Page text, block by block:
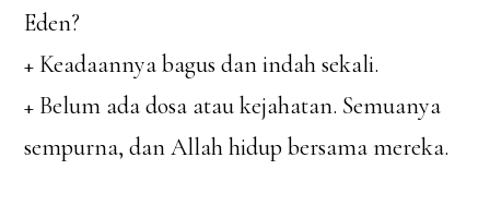
Eden?
+ Keadaannya bagus dan indah sekali.
+ Belum ada dosa atau kejahatan. Semuanya
sempurna, dan Allah hidup bersama mereka.